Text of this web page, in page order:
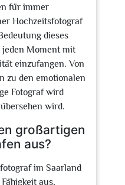
für immer
Hochzeitsfotograf
dieses
jeden Moment mit
einzufangen. Von
zu den emotionalen
Fotograf wird
wird.
großartigen
aus?
im Saarland
aus,